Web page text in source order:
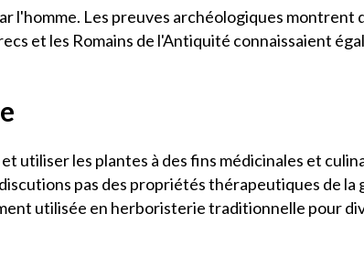
l'homme. Les preuves archéologiques montrent
et les Romains de l'Antiquité connaissaient
utiliser les plantes à des fins médicinales et
pas des propriétés thérapeutiques de la
utilisée en herboristerie traditionnelle pour